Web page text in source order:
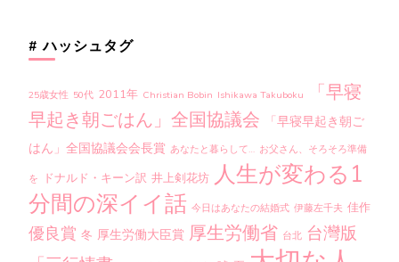
# ハッシュタグ
25歳女性 50代 2011年 Christian Bobin Ishikawa Takuboku
「早寝
早起き朝ごはん」全国協議会
「早寝早起き朝ご
はん」全国協議会会長賞 あなたと暮らして… お父さん、そろそろ準備
を ドナルド・キーン訳 井上剣花坊 人生が変わる1
分間の深イイ話 今日はあなたの結婚式 伊藤左千夫 佳作
優良賞 冬 厚生労働大臣賞 厚生労働省 台北 台灣版